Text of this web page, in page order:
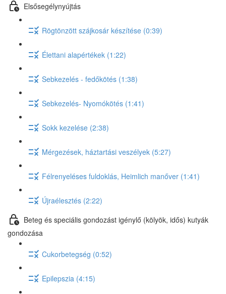
Elsősegélynyújtás
Rögtönzött szájkosár készítése (0:39)
Élettani alapértékek (1:22)
Sebkezelés - fedőkötés (1:38)
Sebkezelés- Nyomókötés (1:41)
Sokk kezelése (2:38)
Mérgezések, háztartási veszélyek (5:27)
Félrenyeléses fuldoklás, Heimlich manőver (1:41)
Újraélesztés (2:22)
Beteg és speciális gondozást igénylő (kölyök, idős) kutyák
gondozása
Cukorbetegség (0:52)
Epilepszia (4:15)